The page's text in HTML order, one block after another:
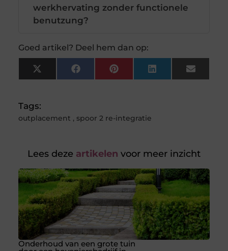
werkhervating zonder functionele
benutzung?
Goed artikel? Deel hem dan op:
X
(Twitter)
FacebookPinterestLinkedInEmail
Tags:
outplacement , spoor 2 re-integratie
Lees deze artikelen voor meer inzicht
Onderhoud van een grote tuin